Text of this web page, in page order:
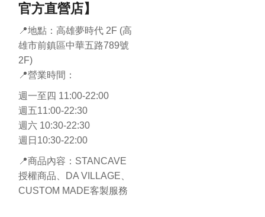
官方直營店】
📍地點：高雄夢時代 2F (高
雄市前鎮區中華五路789號
2F)
📍營業時間：
週一至四 11:00-22:00
週五11:00-22:30
週六 10:30-22:30
週日10:30-22:00
📍商品內容：STANCAVE
授權商品、DA VILLAGE、
CUSTOM MADE客製服務